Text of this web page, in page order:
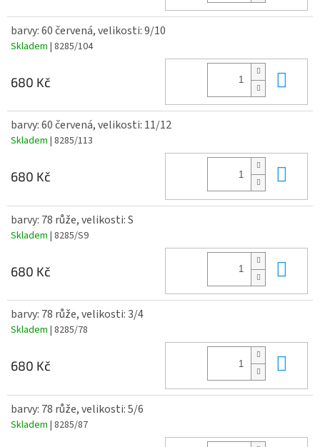
barvy: 60 červená, velikosti: 9/10
Skladem | 8285/104
680 Kč
barvy: 60 červená, velikosti: 11/12
Skladem | 8285/113
680 Kč
barvy: 78 růže, velikosti: S
Skladem | 8285/S9
680 Kč
barvy: 78 růže, velikosti: 3/4
Skladem | 8285/78
680 Kč
barvy: 78 růže, velikosti: 5/6
Skladem | 8285/87